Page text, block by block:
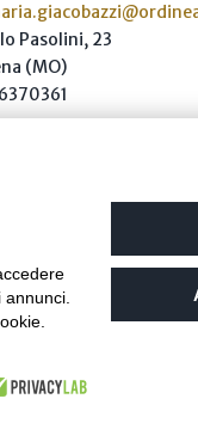
Pasolini, 23
(MO)
rights reserved